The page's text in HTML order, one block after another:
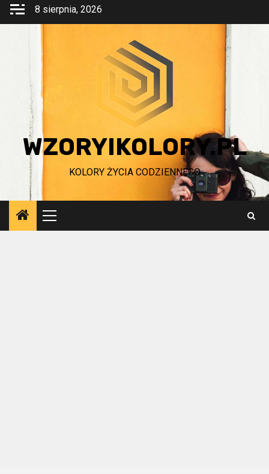
Przejdź
8 sierpnia, 2026
WZORYIKOLORY.PL
KOLORY ŻYCIA CODZIENNEGO
Menu
główne